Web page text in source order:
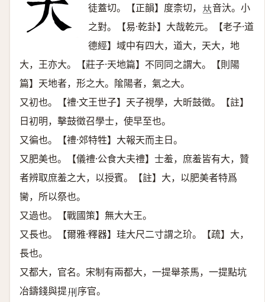
徒蓋切。【正韻】度柰切， 𠀤音汏。小
之對。【易·乾卦】大哉乾元。【老子·道
德經】域中有四大，道大，天大，地
大，王亦大。【莊子·天地篇】不同同之謂大。【則陽
篇】天地者，形之大。隂陽者，氣之大。
又初也。【禮·文王世子】天子視學，大昕鼓徵。【註】
日初明，擊鼓徵召學士，使早至也。
又徧也。【禮·郊特牲】大報天而主日。
又肥美也。【儀禮·公食大夫禮】士羞，庶羞皆有大，贊
者辨取庶羞之大，以授賓。【註】大，以肥美者特爲
臠，所以祭也。
又過也。【戰國策】無大大王。
又長也。【爾雅·釋器】珪大尺二寸謂之玠。【疏】大，
長也。
又都大，官名。宋制有兩都大，一提舉茶馬，一提點坑
冶鑄錢與提𠛬序官。